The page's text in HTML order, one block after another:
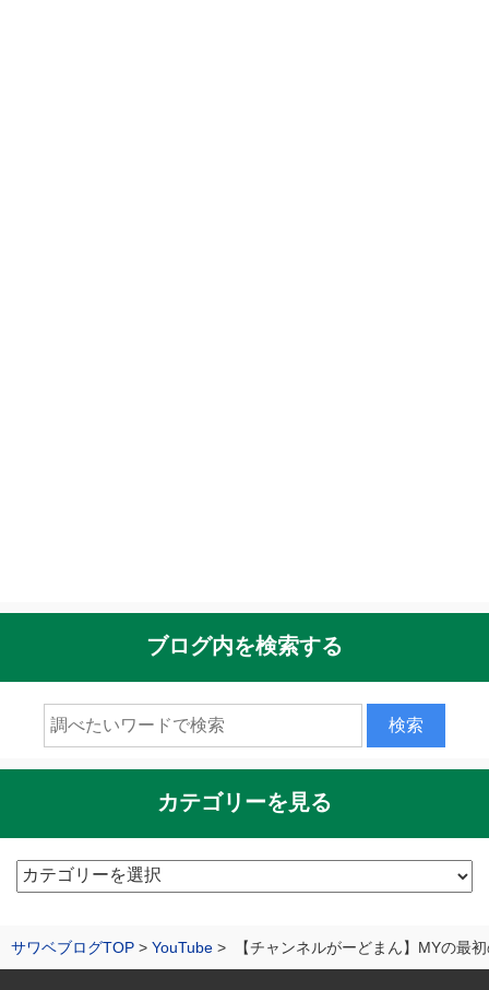
サワベブログTOP YouTube 【チャンネルがーどまん】MYの最
ブログ内を検索する
カテゴリーを見る
カ
リ